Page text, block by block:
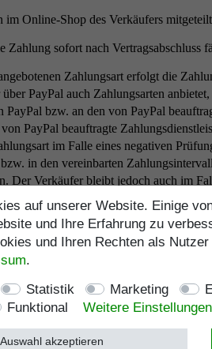
Online-Shop des Verkäufers
Zahlung sofort nach
Zahlungsart erfolgt die
PayPal auch Zahlungsarten
bzw. an den von PayPal
PayPal beauftragte
im Falle eines negativen
in den vereinbarten
Der Verkäufer bleibt jedoch auch im
und -zusendungen oder Gutschriften.
die Zahlungsabwicklung durch die
zu können, muss der Kunde über
bestätigen. Die
kann der Kunde im
Zahlungsart erfolgt die
über Mollie angebotenen
für die ggf. besondere
auf unserer Website. Einige
und Ihre Erfahrung zu
und Ihren Rechten als
.
Statistik Marketing
Funktional Weitere Einstellungen
Auswahl akzeptieren